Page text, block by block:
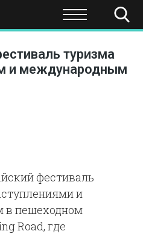
ЭКОНОМИКА НАУКА И
туризма
и международным
фестиваль
и
в пешеходном
Road, где